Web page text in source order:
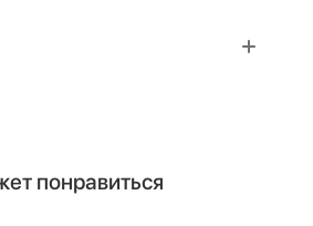
понравиться